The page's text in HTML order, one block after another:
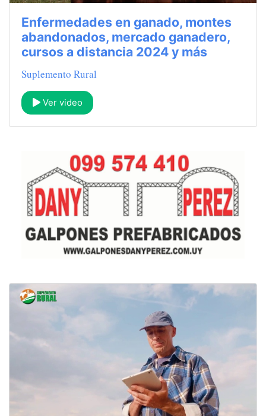
Enfermedades en ganado, montes
abandonados, mercado ganadero,
cursos a distancia 2024 y más
Suplemento Rural
Ver video